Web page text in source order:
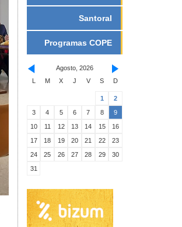
Santoral
Programas COPE
Agosto, 2026
L
M X J V S D
1
2
3
4 5 6 7 8
9
10
11 12 13 14 15
16
17
18 19 20 21 22
23
24
25 26 27 28 29
30
31